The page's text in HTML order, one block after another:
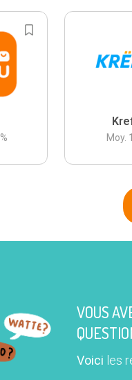
% Moy.
VOUS
Voici les